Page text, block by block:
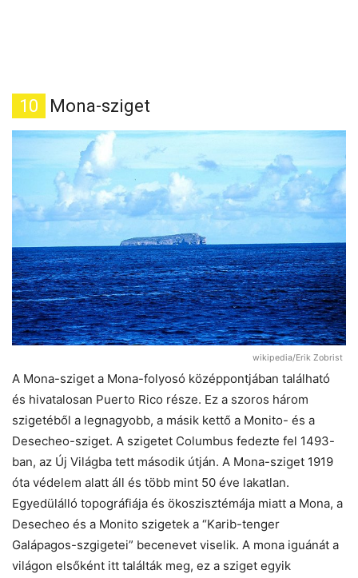
10 Mona-sziget
wikipedia/Erik Zobrist
A Mona-sziget a Mona-folyosó középpontjában található
és hivatalosan Puerto Rico része. Ez a szoros három
szigetéből a legnagyobb, a másik kettő a Monito- és a
Desecheo-sziget. A szigetet Columbus fedezte fel 1493-
ban, az Új Világba tett második útján. A Mona-sziget 1919
óta védelem alatt áll és több mint 50 éve lakatlan.
Egyedülálló topográfiája és ökoszisztémája miatt a Mona, a
Desecheo és a Monito szigetek a “Karib-tenger
Galápagos-szgigetei” becenevet viselik. A mona iguánát a
világon elsőként itt találták meg, ez a sziget egyik